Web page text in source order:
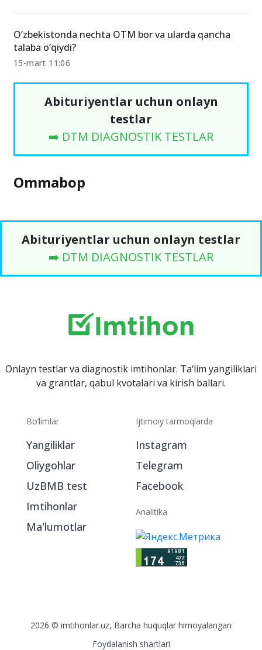
O‘zbekistonda nechta OTM bor va ularda qancha
talaba o‘qiydi?
15-mart 11:06
Abituriyentlar uchun onlayn
testlar
➡️ DTM DIAGNOSTIK TESTLAR
Ommabop
Abituriyentlar uchun onlayn testlar
➡️ DTM DIAGNOSTIK TESTLAR
Onlayn testlar va diagnostik imtihonlar. Ta‘lim yangiliklari
va grantlar, qabul kvotalari va kirish ballari.
Bo‘limlar
Yangiliklar
Oliygohlar
UzBMB test
Imtihonlar
Ma'lumotlar
Ijtimoiy tarmoqlarda
Instagram
Telegram
Facebook
Analitika
2026 © imtihonlar.uz, Barcha huquqlar himoyalangan
Foydalanish shartlari